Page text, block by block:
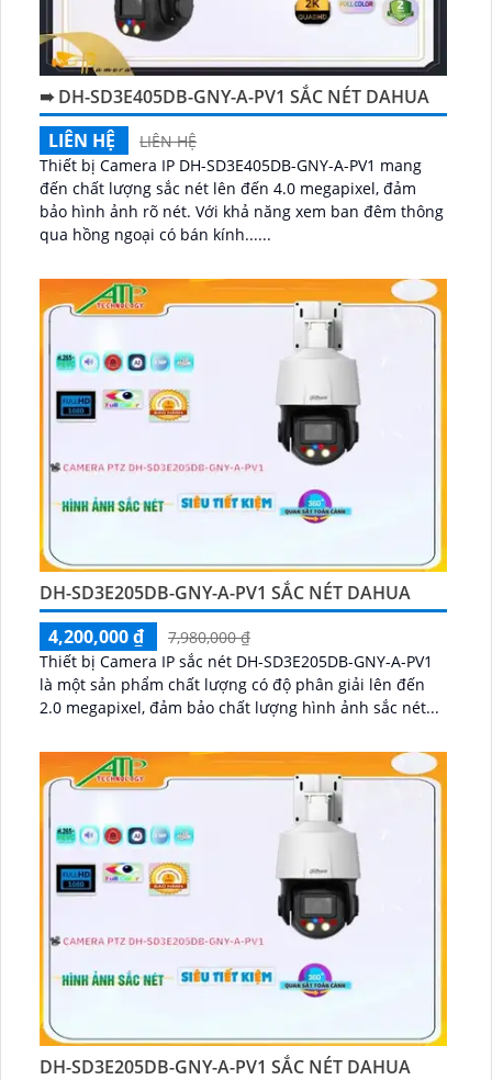
➠ DH-SD3E405DB-GNY-A-PV1 SẮC NÉT DAHUA
LIÊN HỆ
LIÊN HỆ
Thiết bị Camera IP DH-SD3E405DB-GNY-A-PV1 mang
đến chất lượng sắc nét lên đến 4.0 megapixel, đảm
bảo hình ảnh rõ nét. Với khả năng xem ban đêm thông
qua hồng ngoại có bán kính......
DH-SD3E205DB-GNY-A-PV1 SẮC NÉT DAHUA
4,200,000 ₫
7,980,000 ₫
Thiết bị Camera IP sắc nét DH-SD3E205DB-GNY-A-PV1
là một sản phẩm chất lượng có độ phân giải lên đến
2.0 megapixel, đảm bảo chất lượng hình ảnh sắc nét...
DH-SD3E205DB-GNY-A-PV1 SẮC NÉT DAHUA